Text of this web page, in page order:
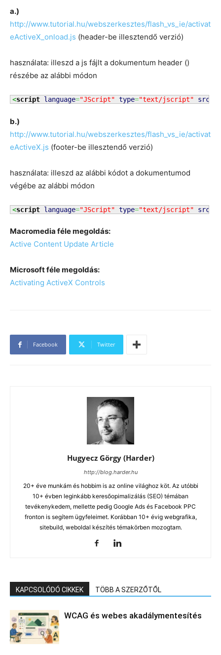
a.)
http://www.tutorial.hu/webszerkesztes/flash_vs_ie/activat
eActiveX_onload.js (header-be illesztendő verzió)
használata: illeszd a js fájlt a dokumentum header ()
részébe az alábbi módon
<script language="JScript" type="text/jscript" src
b.)
http://www.tutorial.hu/webszerkesztes/flash_vs_ie/activat
eActiveX.js (footer-be illesztendő verzió)
használata: illeszd az alábbi kódot a dokumentumod
végébe az alábbi módon
<script language="JScript" type="text/jscript" src
Macromedia féle megoldás:
Active Content Update Article
Microsoft féle megoldás:
Activating ActiveX Controls
Facebook Twitter
Hugyecz Görgy (Harder)
http://blog.harder.hu
20+ éve munkám és hobbim is az online világhoz köt. Az utóbbi
10+ évben leginkább keresőopimalizálás (SEO) témában
tevékenykedem, mellette pedig Google Ads és Facebook PPC
fronton is segítem ügyfeleimet. Korábban 10+ évig webgrafika,
sitebuild, weboldal készítés témakörben mozogtam.
KAPCSOLÓDÓ CIKKEK TÖBB A SZERZŐTŐL
WCAG és webes akadálymentesítés